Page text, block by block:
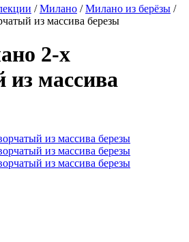
/ Милано / Милано из берёзы /
из массива березы
2-х
из массива